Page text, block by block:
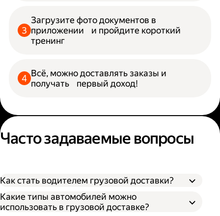
Загрузите фото документов в
приложении и пройдите короткий
тренинг
Всё, можно доставлять заказы и
получать первый доход!
Часто задаваемые вопросы
Как стать водителем грузовой доставки?
Какие типы автомобилей можно
использовать в грузовой доставке?